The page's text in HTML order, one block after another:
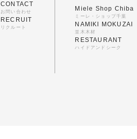
CONTACT
お問い合わせ
RECRUIT
リクルート
Miele Shop Chiba
ミーレ・ショップ千葉
NAMIKI MOKUZAI
並木木材
RESTAURANT
ハイドアンドシーク